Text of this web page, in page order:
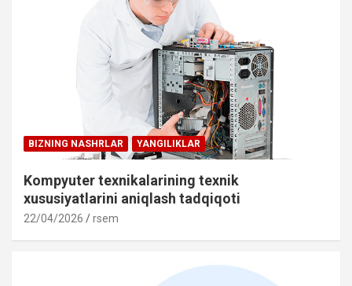
BIZNING NASHRLAR YANGILIKLAR
Kompyuter texnikalarining texnik
xususiyatlarini aniqlash tadqiqoti
22/04/2026 rsem